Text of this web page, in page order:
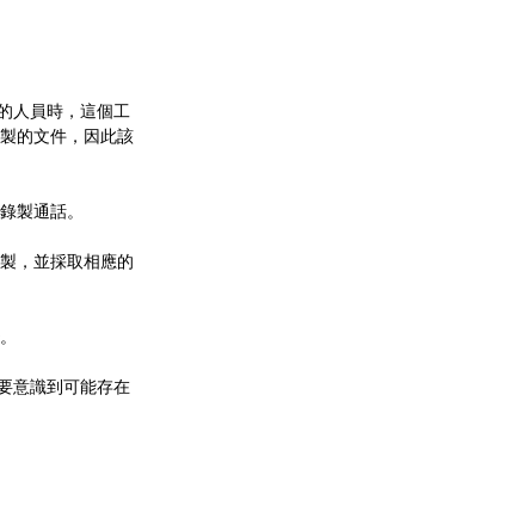
人員時，這個工
的文件，因此該
製通話。
，並採取相應的
意識到可能存在